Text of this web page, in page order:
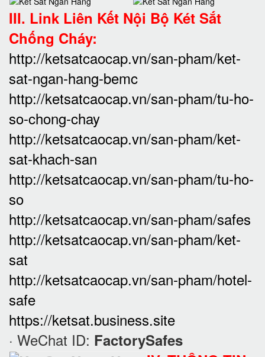
III. Link Liên Kết Nội Bộ Két Sắt
Chống Cháy:
http://ketsatcaocap.vn/san-pham/ket-
sat-ngan-hang-bemc
http://ketsatcaocap.vn/san-pham/tu-ho-
so-chong-chay
http://ketsatcaocap.vn/san-pham/ket-
sat-khach-san
http://ketsatcaocap.vn/san-pham/tu-ho-
so
http://ketsatcaocap.vn/san-pham/safes
http://ketsatcaocap.vn/san-pham/ket-
sat
http://ketsatcaocap.vn/san-pham/hotel-
safe
https://ketsat.business.site
· WeChat ID: FactorySafes